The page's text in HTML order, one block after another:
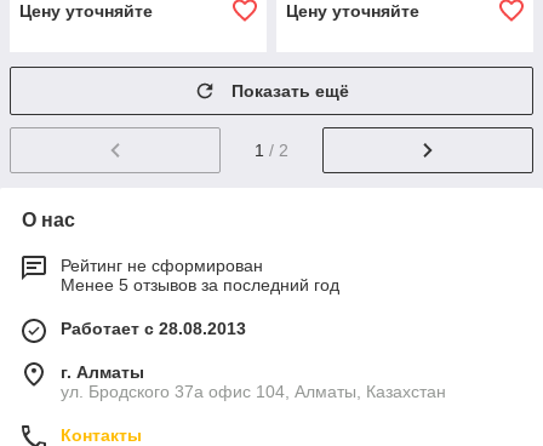
Цену уточняйте Цену уточняйте
Показать ещё
1 / 2
О нас
Рейтинг не сформирован
Менее 5 отзывов за последний год
Работает с 28.08.2013
г. Алматы
ул. Бродского 37а офис 104, Алматы, Казахстан
Контакты